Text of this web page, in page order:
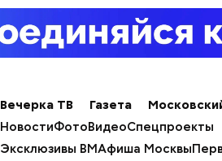
Вечерка ТВ Газета
НовостиФотоВидеоСпецпроекты
Эксклюзивы ВМАфиша Москвы